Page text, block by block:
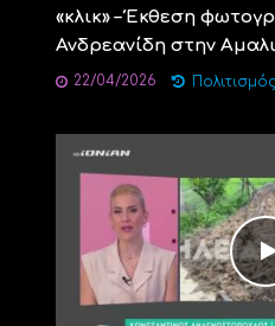
«κλικ» – Έκθεση
Ανδρεανίδη στην
22/04/2026 Πολιτισμός